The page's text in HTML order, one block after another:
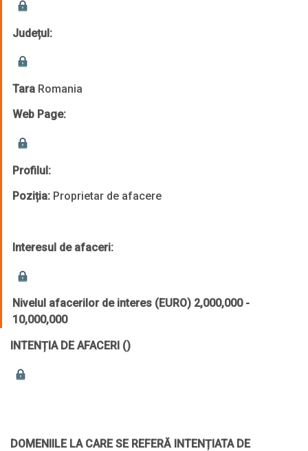
Județul:
Tara Romania
Web Page:
Profilul:
Poziția: Proprietar de afacere
Interesul de afaceri:
Nivelul afacerilor de interes (EURO) 2,000,000 -
10,000,000
INTENȚIA DE AFACERI ()
DOMENIILE LA CARE SE REFERĂ INTENȚIATA DE